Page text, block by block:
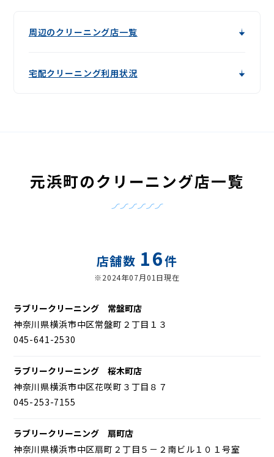
周辺のクリーニング店一覧
宅配クリーニング利用状況
元浜町のクリーニング店一覧
店舗数 16件
※2024年07月01日現在
ラブリークリーニング 常盤町店
神奈川県横浜市中区常盤町２丁目１３
045-641-2530
ラブリークリーニング 桜木町店
神奈川県横浜市中区花咲町３丁目８７
045-253-7155
ラブリークリーニング 扇町店
神奈川県横浜市中区扇町２丁目５－２南ビル１０１号室